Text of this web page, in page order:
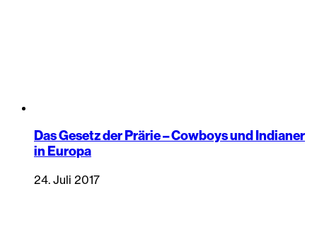
Das Gesetz der Prärie – Cowboys und Indianer
in Europa
24. Juli 2017